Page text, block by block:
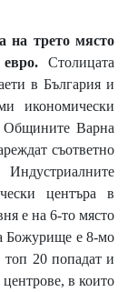
на трето място
Столицата
в България и
икономически
Общините Варна
съответно
центъра в
е на 6-то място
Божурище е 8-мо
топ 20 попадат и
в които